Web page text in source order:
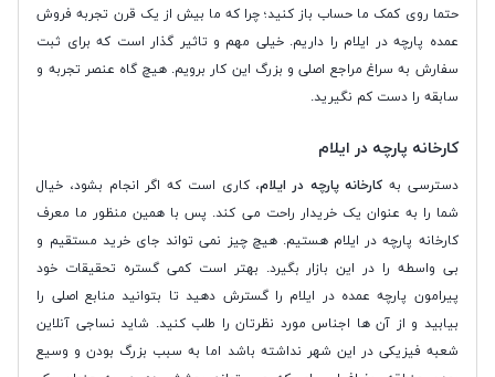
حتما روی کمک ما حساب باز کنید؛ چرا که ما بیش از یک قرن تجربه فروش
عمده پارچه در ایلام را داریم. خیلی مهم و تاثیر گذار است که برای ثبت
سفارش به سراغ مراجع اصلی و بزرگ این کار برویم. هیچ گاه عنصر تجربه و
سابقه را دست کم نگیرید.
کارخانه پارچه در ایلام
دسترسی به کارخانه پارچه در ایلام، کاری است که اگر انجام بشود، خیال
شما را به عنوان یک خریدار راحت می کند. پس با همین منظور ما معرف
کارخانه پارچه در ایلام هستیم. هیچ چیز نمی تواند جای خرید مستقیم و
بی واسطه را در این بازار بگیرد. بهتر است کمی گستره تحقیقات خود
پیرامون پارچه عمده در ایلام را گسترش دهید تا بتوانید منابع اصلی را
بیابید و از آن ها اجناس مورد نظرتان را طلب کنید. شاید نساجی آنلاین
شعبه فیزیکی در این شهر نداشته باشد اما به سبب بزرگ بودن و وسیع